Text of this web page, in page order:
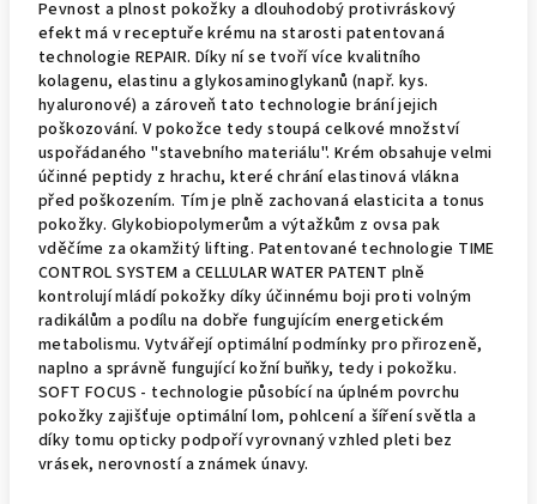
Pevnost a plnost pokožky a dlouhodobý protivráskový
efekt má v receptuře krému na starosti patentovaná
technologie REPAIR. Díky ní se tvoří více kvalitního
kolagenu, elastinu a glykosaminoglykanů (např. kys.
hyaluronové) a zároveň tato technologie brání jejich
poškozování. V pokožce tedy stoupá celkové množství
uspořádaného "stavebního materiálu". Krém obsahuje velmi
účinné peptidy z hrachu, které chrání elastinová vlákna
před poškozením. Tím je plně zachovaná elasticita a tonus
pokožky. Glykobiopolymerům a výtažkům z ovsa pak
vděčíme za okamžitý lifting. Patentované technologie TIME
CONTROL SYSTEM a CELLULAR WATER PATENT plně
kontrolují mládí pokožky díky účinnému boji proti volným
radikálům a podílu na dobře fungujícím energetickém
metabolismu. Vytvářejí optimální podmínky pro přirozeně,
naplno a správně fungující kožní buňky, tedy i pokožku.
SOFT FOCUS - technologie působící na úplném povrchu
pokožky zajišťuje optimální lom, pohlcení a šíření světla a
díky tomu opticky podpoří vyrovnaný vzhled pleti bez
vrásek, nerovností a známek únavy.